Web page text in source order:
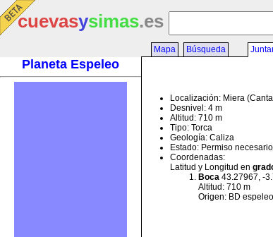
cuevasysimas.es
Planeta Espeleo
Mapa Búsqueda
Localización: Miera
Desnivel: 4 m
Altitud: 710 m
Tipo: Torca
Geología: Caliza
Estado: Permiso necesario
Coordenadas:
Latitud y Longitud en
Boca 43.27967, -
Altitud: 710 m
Origen: BD